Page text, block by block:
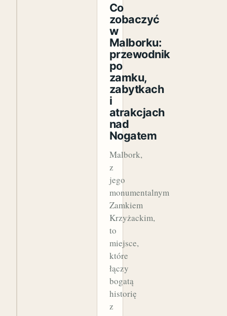
Co
zobaczyć
w
Malborku:
przewodnik
po
zamku,
zabytkach
i
atrakcjach
nad
Nogatem
Malbork,
z
jego
monumentalnym
Zamkiem
Krzyżackim,
to
miejsce,
które
łączy
bogatą
historię
z